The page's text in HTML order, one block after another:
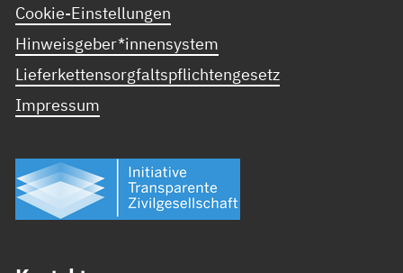
Cookie-Einstellungen
Hinweisgeber*innensystem
Lieferkettensorgfaltspflichtengesetz
Impressum